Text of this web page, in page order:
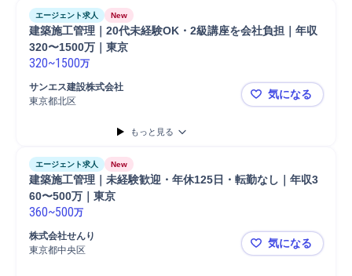
エージェント求人 New
建築施工管理｜20代未経験OK・2級講座を会社負担｜年収
320〜1500万｜東京
320~1500万
サンエス建設株式会社
東京都北区
建築施工管
気になる
もっと見る
エージェント求人 New
建築施工管理｜未経験歓迎・年休125日・転勤なし｜年収3
60〜500万｜東京
360~500万
株式会社せんり
東京都中央区
建築施工管
気になる